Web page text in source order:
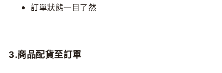
訂單狀態一目了然
3.商品配貨至訂單